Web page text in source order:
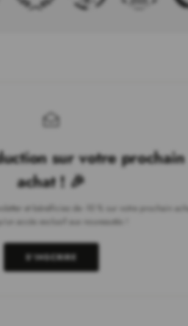
sur votre prochain
achat ! 🎉
et bénéficiez de -10 % sur votre prochain
accès exclusif aux nouveautés !
S'INSCRIRE